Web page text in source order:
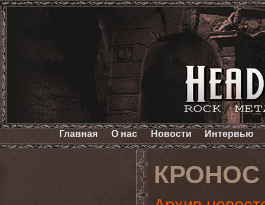
Главная О нас Новости Интервью